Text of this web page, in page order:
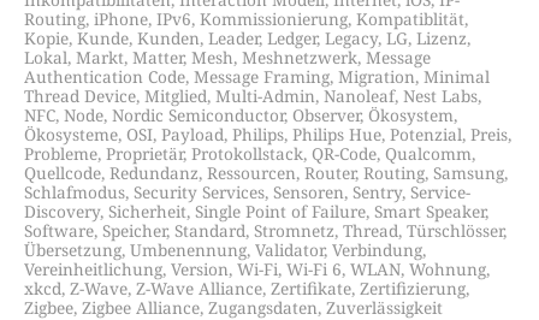
Routing, iPhone, IPv6, Kommissionierung, Kompatiblität,
Kopie, Kunde, Kunden, Leader, Ledger, Legacy, LG, Lizenz,
Lokal, Markt, Matter, Mesh, Meshnetzwerk, Message
Authentication Code, Message Framing, Migration, Minimal
Thread Device, Mitglied, Multi-Admin, Nanoleaf, Nest Labs,
NFC, Node, Nordic Semiconductor, Observer, Ökosystem,
Ökosysteme, OSI, Payload, Philips, Philips Hue, Potenzial, Preis,
Probleme, Proprietär, Protokollstack, QR-Code, Qualcomm,
Quellcode, Redundanz, Ressourcen, Router, Routing, Samsung,
Schlafmodus, Security Services, Sensoren, Sentry, Service-
Discovery, Sicherheit, Single Point of Failure, Smart Speaker,
Software, Speicher, Standard, Stromnetz, Thread, Türschlösser,
Übersetzung, Umbenennung, Validator, Verbindung,
Vereinheitlichung, Version, Wi-Fi, Wi-Fi 6, WLAN, Wohnung,
xkcd, Z-Wave, Z-Wave Alliance, Zertifikate, Zertifizierung,
Zigbee, Zigbee Alliance, Zugangsdaten, Zuverlässigkeit